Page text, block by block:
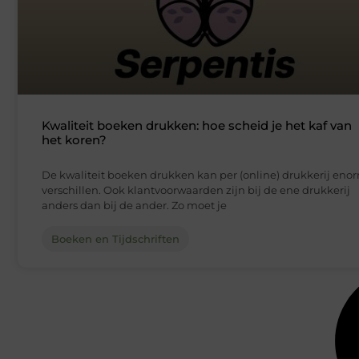
Kwaliteit boeken drukken: hoe scheid je het kaf van
het koren?
De kwaliteit boeken drukken kan per (online) drukkerij
verschillen. Ook klantvoorwaarden zijn bij de ene drukkerij
anders dan bij de ander. Zo moet je
Boeken en Tijdschriften